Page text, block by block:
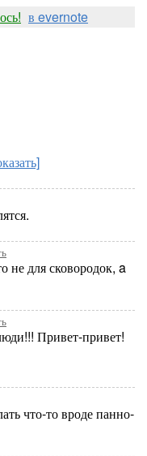
в evernote
не для сковородок, a
Привет-привет!
что-то вроде панно-